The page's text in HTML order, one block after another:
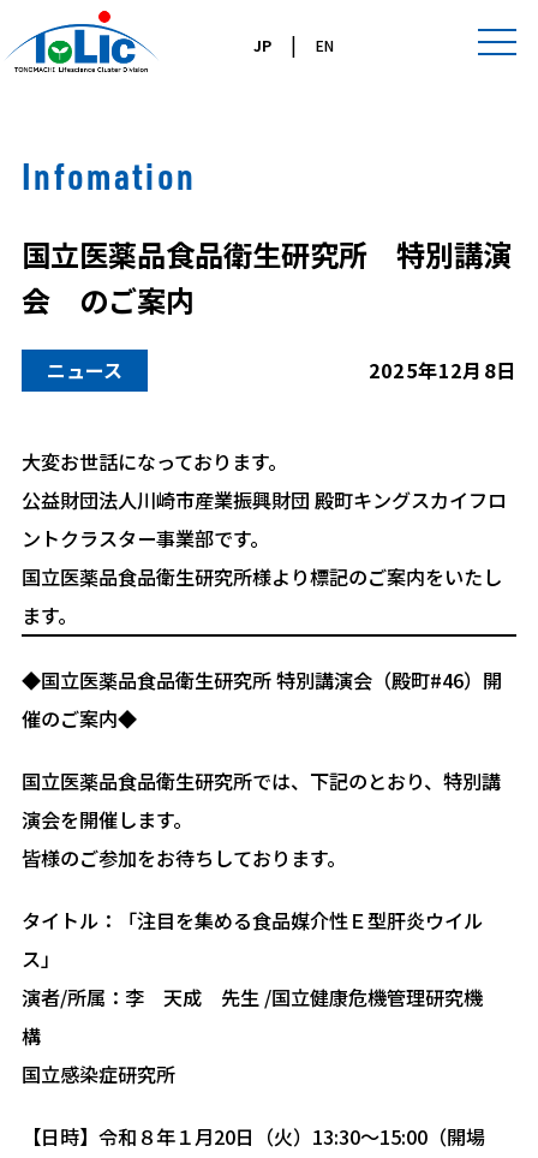
JP| EN
Infomation
国立医薬品食品衛生研究所 特別講演
会 のご案内
ニュース 2025年12月8日
大変お世話になっております。
公益財団法人川崎市産業振興財団 殿町キングスカイフロ
ントクラスター事業部です。
国立医薬品食品衛生研究所様より標記のご案内をいたし
ます。
◆国立医薬品食品衛生研究所 特別講演会（殿町#46）開
催のご案内◆
国立医薬品食品衛生研究所では、下記のとおり、特別講
演会を開催します。
皆様のご参加をお待ちしております。
タイトル：「注目を集める食品媒介性Ｅ型肝炎ウイル
ス」
演者/所属：李 天成 先生 /国立健康危機管理研究機
構
国立感染症研究所
【日時】令和８年１月20日（火）13:30～15:00（開場